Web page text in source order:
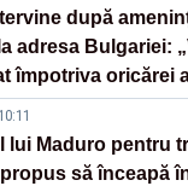
după
adresa Bulgariei:
împotriva oricărei
lui Maduro pentru
să înceapă